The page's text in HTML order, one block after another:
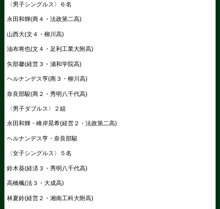
〈男子シングルス〉６名
永田和輝(商４・法政第二高)
山西大(文４・柳川高)
油布将也(文４・足利工業大附高)
矢部馨(経営３・浦和学院高)
ヘルナンデス亨(商３・柳川高)
奈良部駿(商２・秀明八千代高)
〈男子ダブルス〉２組
永田和輝・峰岸晃希(経営２・法政第二高)
ヘルナンデス亨・奈良部駿
〈女子シングルス〉５名
鈴木葵(経済３・秀明八千代高)
高橋楓(法３・大成高)
林夏鈴(経営２・湘南工科大附高)